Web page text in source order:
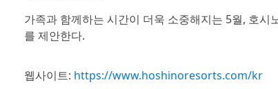
가족과 함께하는 시간이 더욱 소중해지는 5월, 호
를 제안한다.
웹사이트: https://www.hoshinoresorts.com/kr